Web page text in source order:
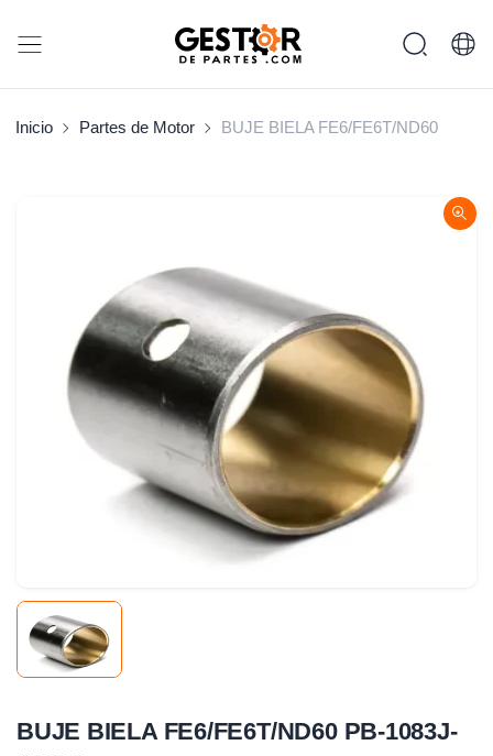
Inicio Partes de Motor BUJE BIELA FE6/FE6T/ND60
BUJE BIELA FE6/FE6T/ND60 PB-1083J-